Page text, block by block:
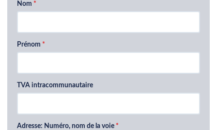
Nom
Prénom
TVA intracommunautaire
Adresse: Numéro, nom de la voie